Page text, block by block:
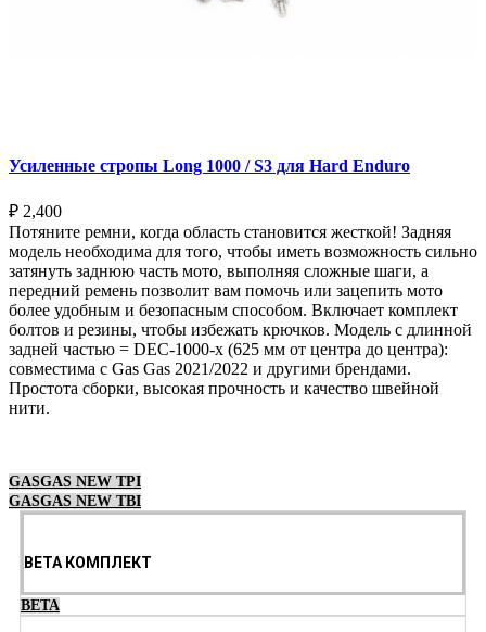
Усиленные стропы Long 1000 / S3 для Hard Enduro
₽ 2,400
Потяните ремни, когда область становится жесткой! Задняя
модель необходима для того, чтобы иметь возможность сильно
затянуть заднюю часть мото, выполняя сложные шаги, а
передний ремень позволит вам помочь или зацепить мото
более удобным и безопасным способом. Включает комплект
болтов и резины, чтобы избежать крючков. Модель с длинной
задней частью = DEC-1000-x (625 мм от центра до центра):
совместима с Gas Gas 2021/2022 и другими брендами.
Простота сборки, высокая прочность и качество швейной
нити.
GASGAS NEW TPI
GASGAS NEW TBI
BETA КОМПЛЕКТ
BETA